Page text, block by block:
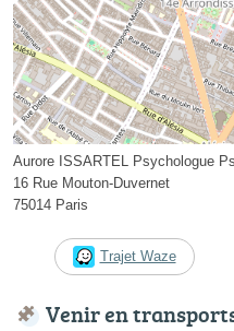
Aurore ISSARTEL Psychologue
16 Rue Mouton-Duvernet
75014 Paris
Trajet Waze
Venir en